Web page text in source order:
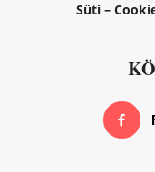
Süti –